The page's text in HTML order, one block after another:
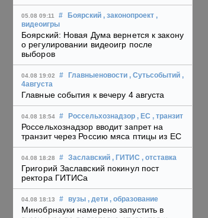
05.08 09:11 # Боярский , законопроект ,
видеоигры
Боярский: Новая Дума вернется к закону
о регулировании видеоигр после
выборов
04.08 19:02 # Главныеновости , Сутьсобытий ,
4августа
Главные события к вечеру 4 августа
04.08 18:54 # Россельхознадзор , ЕС , транзит
Россельхознадзор вводит запрет на
транзит через Россию мяса птицы из ЕС
04.08 18:28 # Заславский , ГИТИС , отставка
Григорий Заславский покинул пост
ректора ГИТИСа
04.08 18:13 # вузы , дети , образование
Минобрнауки намерено запустить в